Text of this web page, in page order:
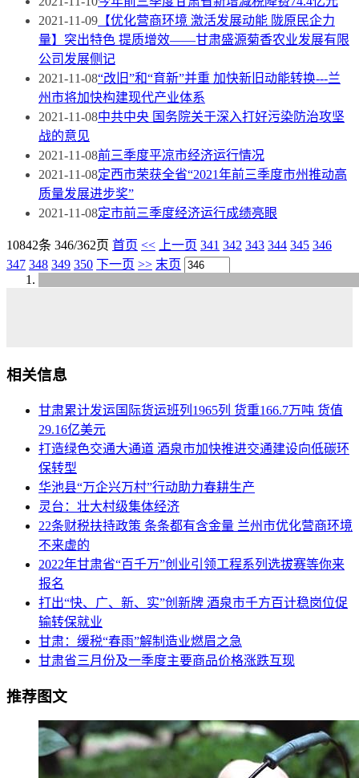
2021-11-09 【优化营商环境 激活发展动能 陇原民企力
量】突出特色 提质增效——甘肃盛源菊香农业发展有限
公司发展侧记
2021-11-08“改旧”和“育新”并重 加快新旧动能转换---兰
州市将加快构建现代产业体系
2021-11-08中共中央 国务院关于深入打好污染防治攻坚
战的意见
2021-11-08前三季度平凉市经济运行情况
2021-11-08定西市荣获全省“2021年前三季度市州推动高
质量发展进步奖”
2021-11-08定市前三季度经济运行成绩亮眼
10842条 346/362页 首页 << 上一页 341 342 343 344 345 346
347 348 349 350 下一页 >> 末页
相关信息
甘肃累计发运国际货运班列1965列 货重166.7万吨 货值
29.16亿美元
打造绿色交通大通道 酒泉市加快推进交通建设向低碳环
保转型
华池县“万企兴万村”行动助力春耕生产
灵台：壮大村级集体经济
22条财税扶持政策 条条都有含金量 兰州市优化营商环境
不来虚的
2022年甘肃省“百千万”创业引领工程系列选拔赛等你来
报名
打出“快、广、新、实”创新牌 酒泉市千方百计稳岗位促
输转保就业
甘肃：缓税“春雨”解制造业燃眉之急
甘肃省三月份及一季度主要商品价格涨跌互现
推荐图文